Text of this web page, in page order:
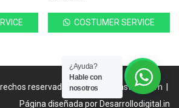
COSTUMER SERVICE
reservadoscatalogofakastore.com
Página diseñada por Desarrollodigital.in
¿Ayuda?
Hable con
nosotros